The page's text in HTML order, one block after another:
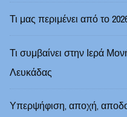
Τι μας περιμένει από το
Τι συμβαίνει στην Ιερά
Λευκάδας
Υπερψήφιση, αποχή,